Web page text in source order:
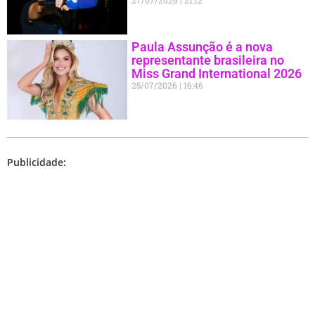
Paula Assunção é a nova
representante brasileira no
Miss Grand International 2026
25/07/2026 16:46
Publicidade: